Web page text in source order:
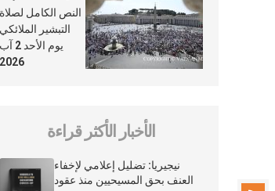
تغيب عنّا أبدًا
النص الكامل لصلاة
التبشير الملائكي
يوم الأحد 2 آب
2026
الأخبار الأكثر قراءة
نيجيريا: تضليل إعلامي لإخفاء
العنف بحق المسيحيين منذ عقود